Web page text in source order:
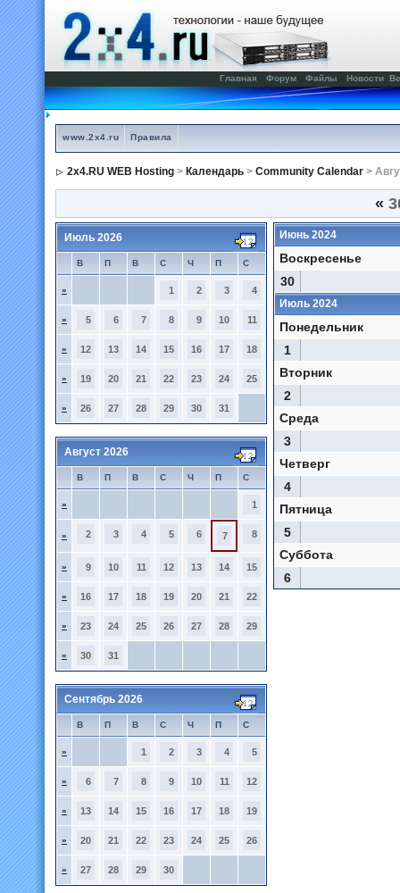
Главная Форум Файлы Новости
www.2x4.ru Правила
2x4.RU WEB Hosting > Календарь > Community Calendar >
«
Июль 2026
В П В С Ч П С
» 1 2 3 4
» 5 6 7 8 9 10 11
» 12 13 14 15 16 17 18
» 19 20 21 22 23 24 25
» 26 27 28 29 30 31
Август 2026
В П В С Ч П С
» 1
» 2 3 4 5 6 7 8
» 9 10 11 12 13 14 15
» 16 17 18 19 20 21 22
» 23 24 25 26 27 28 29
» 30 31
Сентябрь 2026
В П В С Ч П С
» 1 2 3 4 5
» 6 7 8 9 10 11 12
» 13 14 15 16 17 18 19
» 20 21 22 23 24 25 26
» 27 28 29 30
Июнь 2024
Воскресенье
30
Июль 2024
Понедельник
1
Вторник
2
Среда
3
Четверг
4
Пятница
5
Суббота
6